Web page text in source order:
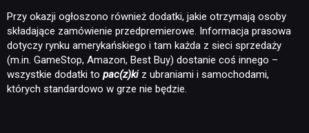
Przy okazji ogłoszono również dodatki, jakie otrzymają osoby
składające zamówienie przedpremierowe. Informacja prasowa
dotyczy rynku amerykańskiego i tam każda z sieci sprzedaży
(m.in. GameStop, Amazon, Best Buy) dostanie coś innego –
wszystkie dodatki to pac(z)ki z ubraniami i samochodami,
których standardowo w grze nie będzie.